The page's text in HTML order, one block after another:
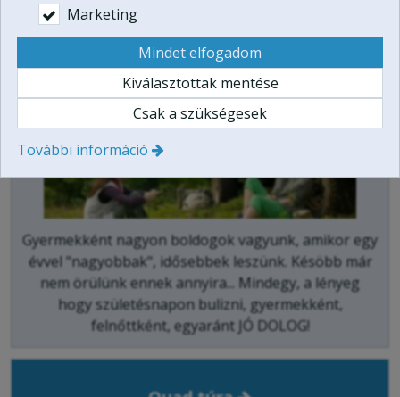
Gyermekként nagyon boldogok vagyunk, amikor egy
évvel "nagyobbak", idősebbek leszünk. Késöbb már
nem örülünk ennek annyira... Mindegy, a lényeg
hogy születésnapon bulizni, gyermekként,
felnőttként, egyaránt JÓ DOLOG!
Marketing
Mindet elfogadom
Kiválasztottak mentése
Csak a szükségesek
További információ